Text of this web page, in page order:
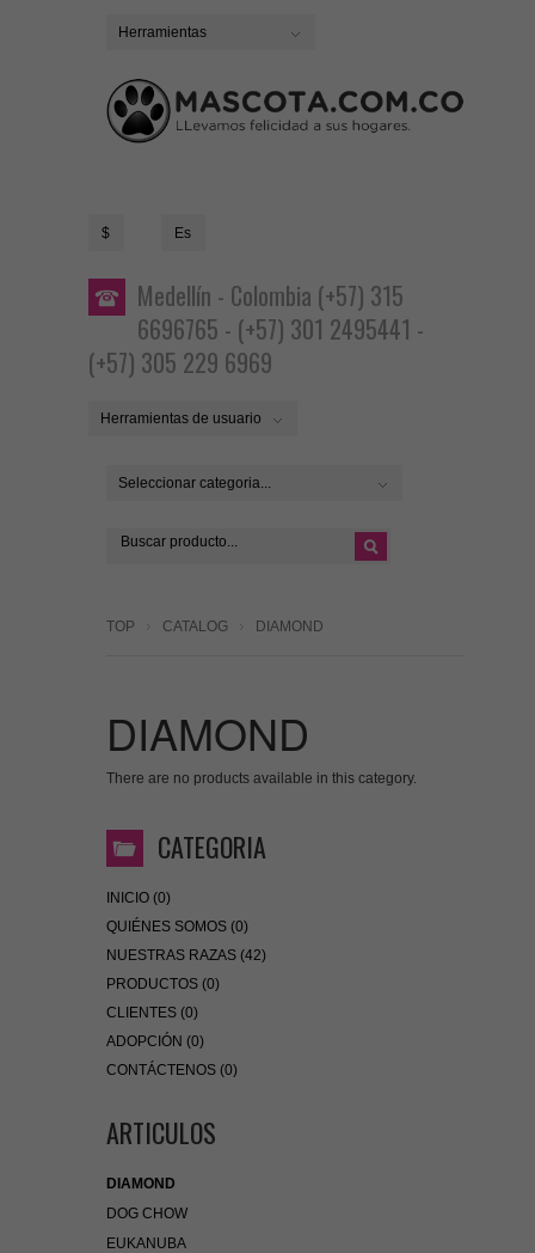
Herramientas
$ Es
Medellín - Colombia (+57) 315
6696765 - (+57) 301 2495441 -
(+57) 305 229 6969
Herramientas de usuario
Seleccionar categoria...
TOP CATALOG DIAMOND
DIAMOND
There are no products available in this category.
CATEGORIA
INICIO (0)
QUIÉNES SOMOS (0)
NUESTRAS RAZAS (42)
PRODUCTOS (0)
CLIENTES (0)
ADOPCIÓN (0)
CONTÁCTENOS (0)
ARTICULOS
DIAMOND
DOG CHOW
EUKANUBA